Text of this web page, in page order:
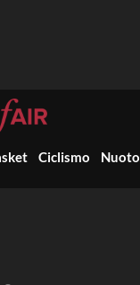
Ciclismo Nuoto